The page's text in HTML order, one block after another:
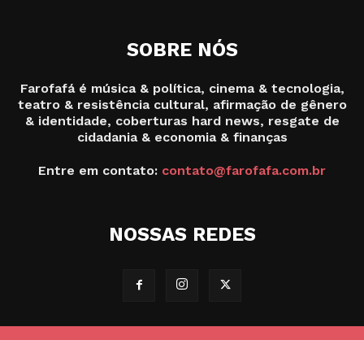
SOBRE NÓS
Farofafá é música & política, cinema & tecnologia,
teatro & resistência cultural, afirmação de gênero
& identidade, coberturas hard news, resgate de
cidadania & economia & finanças
Entre em contato: contato@farofafa.com.br
NOSSAS REDES